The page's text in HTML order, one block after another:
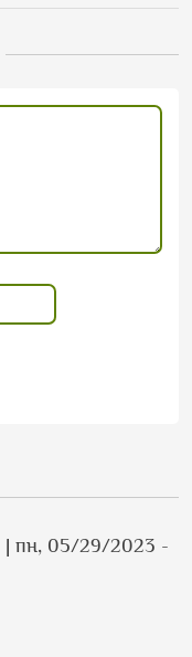
| пн, 05/29/2023 -